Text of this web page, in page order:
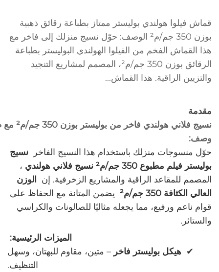
قماش فيلوا هولندي بوليستر ممتاز بطباعة رقائق ذهبية
بوزن 350 جم/م² الوصف: حوّل نسيج منزلك إلى فاخر مع
هذا القماش الفخم من الفيلوا الهولندي البوليستر بطباعة
الرقائق بوزن 350 جم/م²، المصمم لمشاريع التنجيد
والتزيين الراقية. هذا القماش...
مقدمة
نسيج فلاني هولندي فاخر من بوليستر بوزن 350 جم/م² مع طباعة الأفلام
وصف:
حوّل منسوجات منزلك باستخدام هذا النسيج الفاخر ‌ نسيج
بوليستر فيلم مطبوع 350 جم/م² نسيج فلاني هولندي
‌،
المصمم للمقاعد الراقية والمشاريع الزخرفية. إن ‌
الوزن
العالي الكثافة 350 جم/م²
‌ يضمن المتانة مع الحفاظ على
قوام ناعم ورفيع، مما يجعله مثاليًا للصالونات والكراسي
والستائر.
الميزات الرئيسية:
✔ ‌ هيكل بوليستر فاخر – متين، مقاوم للبهتان، وسهل
التنظيف.